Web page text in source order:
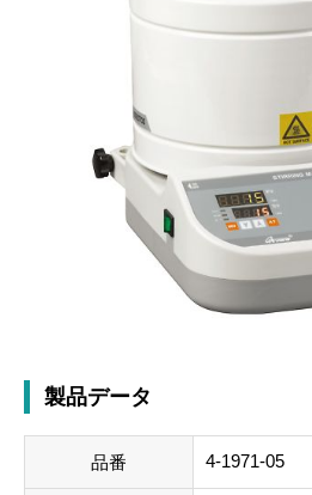
製品データ
品番 4-1971-05